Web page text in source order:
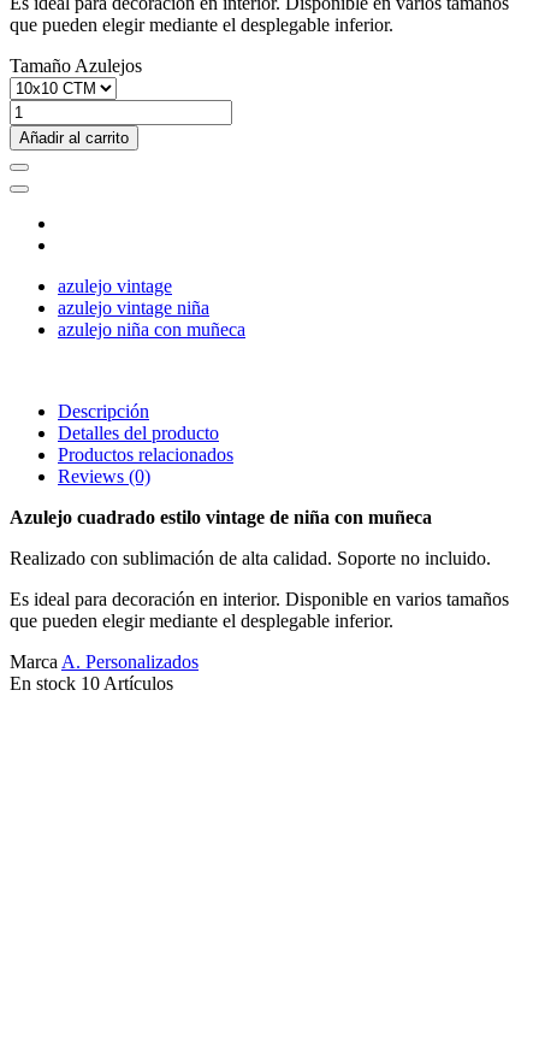
que pueden elegir mediante el desplegable inferior.
Tamaño Azulejos
Añadir al carrito
azulejo vintage
azulejo vintage niña
azulejo niña con muñeca
Descripción
Detalles del producto
Productos relacionados
Reviews (0)
Azulejo cuadrado estilo vintage de niña con muñeca
Realizado con sublimación de alta calidad. Soporte no incluido.
Es ideal para decoración en interior. Disponible en varios tamaños
que pueden elegir mediante el desplegable inferior.
MarcaA. Personalizados
En stock 10 Artículos